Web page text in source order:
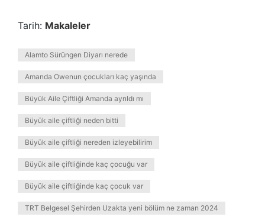
Tarih: Makaleler
Alamto Sürüngen Diyarı nerede
Amanda Owenun çocukları kaç yaşında
Büyük Aile Çiftliği Amanda ayrıldı mı
Büyük aile çiftliği neden bitti
Büyük aile çiftliği nereden izleyebilirim
Büyük aile çiftliğinde kaç çocuğu var
Büyük aile çiftliğinde kaç çocuk var
TRT Belgesel Şehirden Uzakta yeni bölüm ne zaman 2024